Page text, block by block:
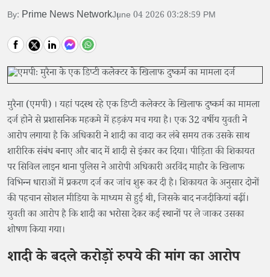
By: Prime News NetworkJune 04 2026 03:28:59 PM
मुरैना (एमपी) । यहां पदस्थ रहे एक डिप्टी कलेक्टर के खिलाफ दुष्कर्म का मामला
दर्ज होने से प्रशासनिक महकमे में हड़कंप मच गया है। एक 32 वर्षीय युवती ने
आरोप लगाया है कि अधिकारी ने शादी का वादा कर लंबे समय तक उसके साथ
शारीरिक संबंध बनाए और बाद में शादी से इंकार कर दिया। पीड़िता की शिकायत
पर सिविल लाइन थाना पुलिस ने आरोपी अधिकारी अरविंद माहौर के खिलाफ
विभिन्न धाराओं में प्रकरण दर्ज कर जांच शुरू कर दी है। शिकायत के अनुसार दोनों
की पहचान सोशल मीडिया के माध्यम से हुई थी, जिसके बाद नजदीकियां बढ़ीं।
युवती का आरोप है कि शादी का भरोसा देकर कई स्थानों पर ले जाकर उसका
शोषण किया गया।
शादी के बदले करोड़ों रुपये की मांग का आरोप